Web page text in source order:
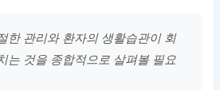
한 관리와 환자의 생활습관이 회
는 것을 종합적으로 살펴볼 필요